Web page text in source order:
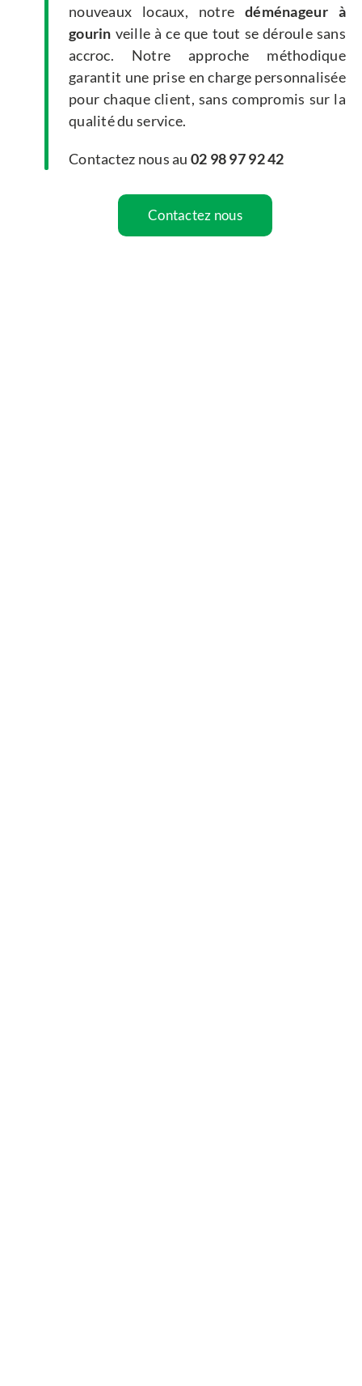
nouveaux locaux, notredéménageur à
gourin veille à ce que tout se déroule sans
accroc. Notre approche méthodique
garantit une prise en charge personnalisée
pour chaque client, sans compromis sur la
qualité du service.
Contactez nous au 02 98 97 92 42
Contactez nous